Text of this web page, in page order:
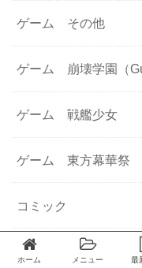
ゲーム その他
ゲーム 崩壊学園（
ゲーム 戦艦少女
ゲーム 東方幕華祭
コミック
パクリ
ホーム メニュー 最
Twitter